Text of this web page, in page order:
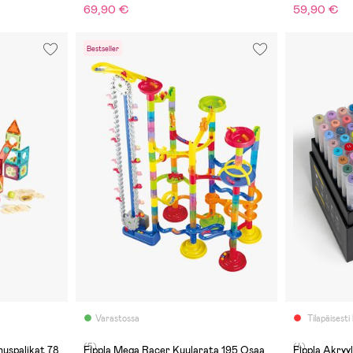
69,90 € 59,90 €
Bestseller
Varastossa
(5)
Tilapäisesti
(4)